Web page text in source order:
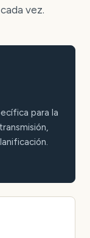
vez.
para la